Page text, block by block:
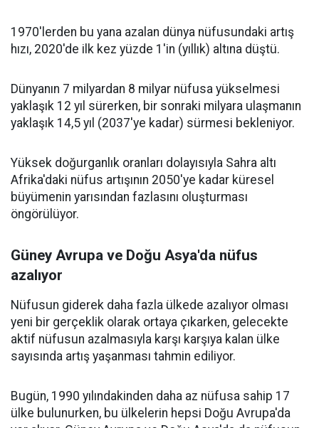
1970'lerden bu yana azalan dünya nüfusundaki artış
hızı, 2020'de ilk kez yüzde 1'in (yıllık) altına düştü.
Dünyanın 7 milyardan 8 milyar nüfusa yükselmesi
yaklaşık 12 yıl sürerken, bir sonraki milyara ulaşmanın
yaklaşık 14,5 yıl (2037'ye kadar) sürmesi bekleniyor.
Yüksek doğurganlık oranları dolayısıyla Sahra altı
Afrika'daki nüfus artışının 2050'ye kadar küresel
büyümenin yarısından fazlasını oluşturması
öngörülüyor.
Güney Avrupa ve Doğu Asya'da nüfus
azalıyor
Nüfusun giderek daha fazla ülkede azalıyor olması
yeni bir gerçeklik olarak ortaya çıkarken, gelecekte
aktif nüfusun azalmasıyla karşı karşıya kalan ülke
sayısında artış yaşanması tahmin ediliyor.
Bugün, 1990 yılındakinden daha az nüfusa sahip 17
ülke bulunurken, bu ülkelerin hepsi Doğu Avrupa'da